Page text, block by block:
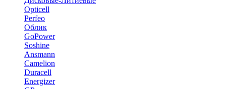
Opticell
Perfeo
Облик
GoPower
Soshine
Ansmann
Camelion
Duracell
Energizer